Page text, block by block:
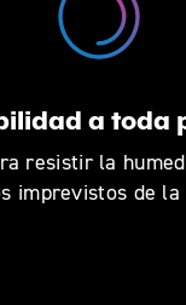
a toda
resistir la
imprevistos de la